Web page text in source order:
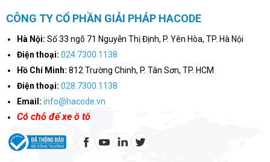
CÔNG TY CỔ PHẦN GIẢI PHÁP HACODE
Hà Nội: Số 33 ngõ 71 Nguyễn Thị Định, P. Yên Hòa, TP. Hà Nội
Điện thoại: 024.7300.1138
Hồ Chí Minh: 812 Trường Chinh, P. Tân Sơn, TP. HCM
Điện thoại: 028.7300.1138
Email: info@hacode.vn
Có chỗ để xe ô tô